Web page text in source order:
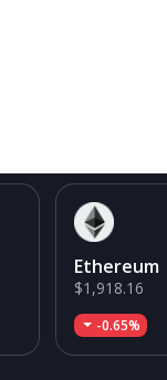
Ethereum
$1,918.16
-0.65%